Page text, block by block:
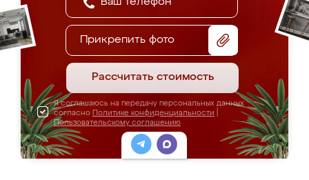
Прикрепить фото
Рассчитать стоимость
Я соглашаюсь на передачу персональных данных
согласно Политике конфиденциальности
Пользовательскому соглашению